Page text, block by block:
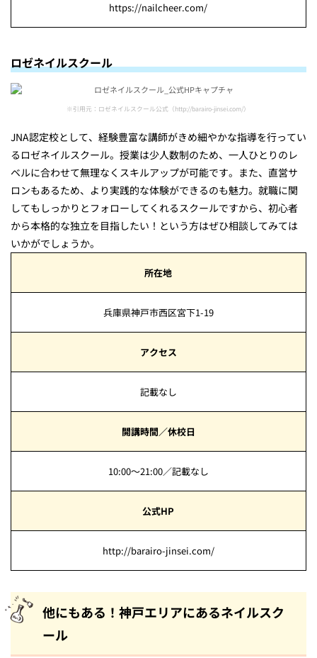
https://nailcheer.com/
ロゼネイルスクール
※引用元：ロゼネイルスクール公式（http://barairo-jinsei.com/）
JNA認定校として、経験豊富な講師がきめ細やかな指導を行ってい
るロゼネイルスクール。授業は少人数制のため、一人ひとりのレ
ベルに合わせて無理なくスキルアップが可能です。また、直営サ
ロンもあるため、より実践的な体験ができるのも魅力。就職に関
してもしっかりとフォローしてくれるスクールですから、初心者
から本格的な独立を目指したい！という方はぜひ相談してみては
いかがでしょうか。
所在地
兵庫県神戸市西区宮下1-19
アクセス
記載なし
開講時間／休校日
10:00～21:00／記載なし
公式HP
http://barairo-jinsei.com/
他にもある！神戸エリアにあるネイルスク
ール